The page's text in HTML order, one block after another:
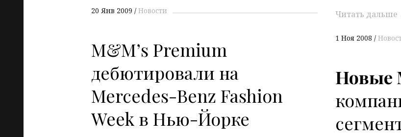
20 Янв 2009 Новости
Читать дальше
1 Ноя 2008
M&M’s Premium
дебютировали на
Mercedes-Benz Fashion
Week в Нью-Йорке
Новые